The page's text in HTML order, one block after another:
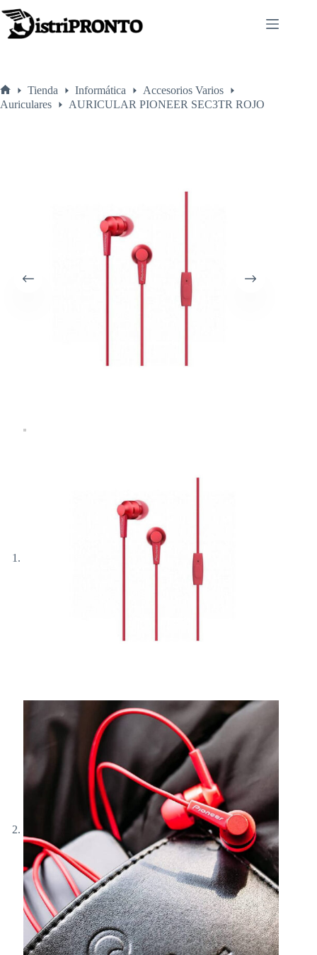
al
contenido
Inicio
Tienda Informática
Accesorios Varios
Auriculares
AURICULAR PIONEER SEC3TR ROJO